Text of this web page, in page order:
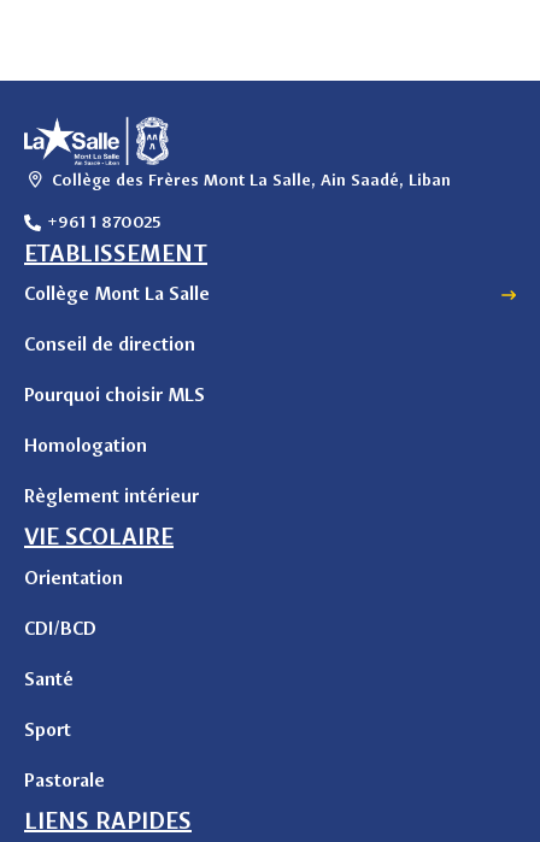
Collège des Frères Mont La Salle, Ain Saadé, Liban
+961 1 870025
ETABLISSEMENT
Collège Mont La Salle
Conseil de direction
Pourquoi choisir MLS
Homologation
Règlement intérieur
VIE SCOLAIRE
Orientation
CDI/BCD
Santé
Sport
Pastorale
LIENS RAPIDES